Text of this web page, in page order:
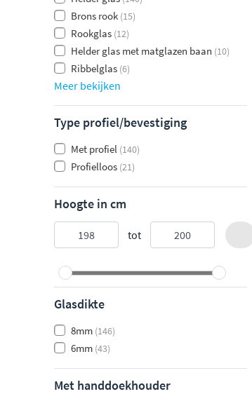
Brons rook (15)
Rookglas (12)
Helder glas met matglazen baan (10)
Ribbelglas (6)
Meer bekijken
Type profiel/bevestiging
Met profiel (140)
Profielloos (21)
Hoogte in cm
tot
Glasdikte
8mm (146)
6mm (43)
Met handdoekhouder